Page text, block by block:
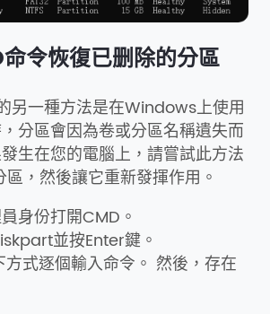
令恢復已删除的分區
另一種方法是在Windows上使用
分區會因為卷或分區名稱遺失而
生在您的電腦上，請嘗試此方法
，然後讓它重新發揮作用。
身份打開CMD。
並按Enter鍵。
式逐個輸入命令。 然後，存在